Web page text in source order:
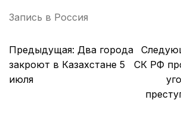
Запись в Россия
Навигация
по
записям
Предыдущая: Два города
закроют в Казахстане 5
июля
СК РФ